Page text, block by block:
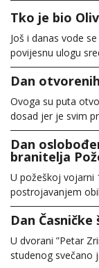
Tko je bio
Još i danas vode
povijesnu ulogu
Dan
Ovoga su puta
dosad jer je svim
Dan
branitelja
U požeškoj vojarni
postrojavanjem
Dan Časničke
U dvorani ”Petar
studenog svečano